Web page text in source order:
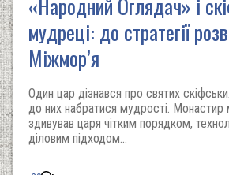
мудреці: до стратегії
Міжмор’я
Один цар дізнався про святих
до них набратися мудрості. Монастир
здивував царя чітким порядком,
діловим підходом...